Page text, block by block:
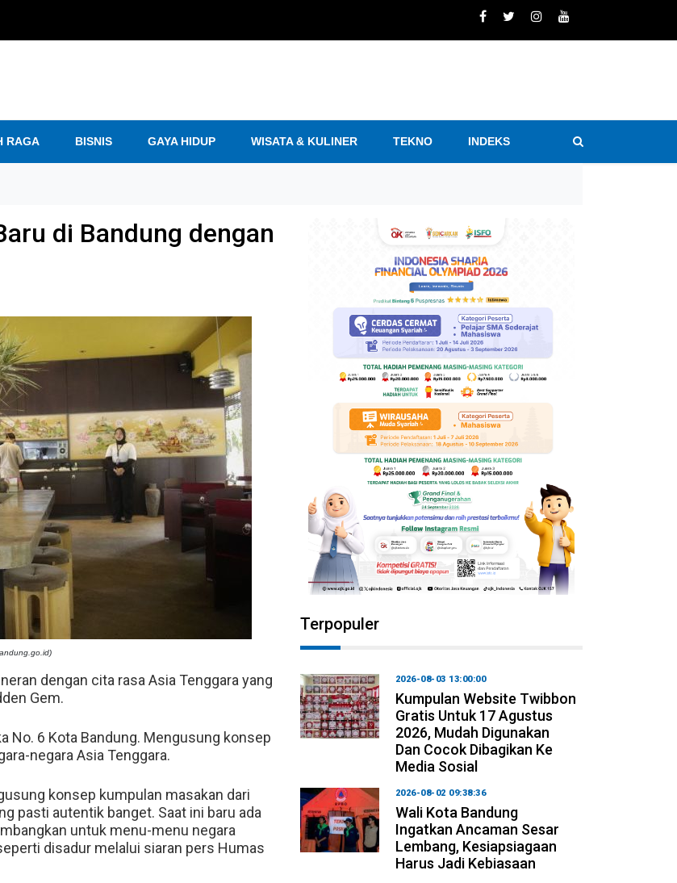
RAGA BISNIS GAYA HIDUP WISATA & KULINER TEKNO INDEKS
di Bandung dengan
dengan cita rasa Asia Tenggara yang
Gem.
No. 6 Kota Bandung. Mengusung konsep
negara Asia Tenggara.
konsep kumpulan masakan dari
pasti autentik banget. Saat ini baru ada
untuk menu-menu negara
disadur melalui siaran pers Humas
Terpopuler
2026-08-03 13:00:00
Kumpulan Website Twibbon
Gratis Untuk 17 Agustus
2026, Mudah Digunakan
Dan Cocok Dibagikan Ke
Media Sosial
2026-08-02 09:38:36
Wali Kota Bandung
Ingatkan Ancaman Sesar
Lembang, Kesiapsiagaan
Harus Jadi Kebiasaan